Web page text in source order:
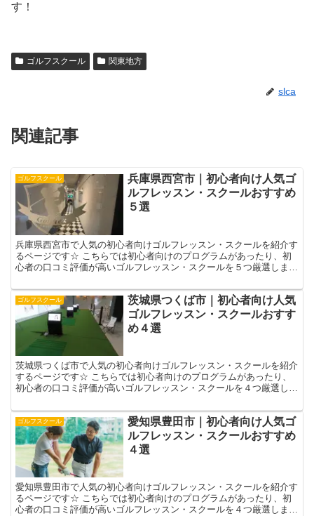
す！
ゴルフスクール 関東地方
slca
関連記事
ゴルフスクール
兵庫県西宮市｜初心者向け人気ゴ
ルフレッスン・スクールおすすめ
５選
兵庫県西宮市で人気の初心者向けゴルフレッスン・スクールを紹介す
るページです☆ こちらでは初心者向けのプログラムがあったり、初
心者の口コミ評価が高いゴルフレッスン・スクールを５つ厳選しまし
ゴルフスクール
茨城県つくば市｜初心者向け人気
ゴルフレッスン・スクールおすす
め４選
茨城県つくば市で人気の初心者向けゴルフレッスン・スクールを紹介
するページです☆ こちらでは初心者向けのプログラムがあったり、
初心者の口コミ評価が高いゴルフレッスン・スクールを４つ厳選しま
ゴルフスクール
愛知県豊田市｜初心者向け人気ゴ
ルフレッスン・スクールおすすめ
４選
愛知県豊田市で人気の初心者向けゴルフレッスン・スクールを紹介す
るページです☆ こちらでは初心者向けのプログラムがあったり、初
心者の口コミ評価が高いゴルフレッスン・スクールを４つ厳選しまし